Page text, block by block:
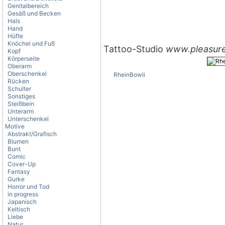
Genitalbereich
Gesäß und Becken
Hals
Hand
Hüfte
Knöchel und Fuß
Kopf
Körperseite
Oberarm
Oberschenkel
Rücken
Schulter
Sonstiges
Steißbein
Unterarm
Unterschenkel
Motive
Abstrakt/Grafisch
Blumen
Bunt
Comic
Cover-Up
Fantasy
Gurke
Horror und Tod
in progress
Japanisch
Keltisch
Liebe
Tattoo-Studio
RheinBowli